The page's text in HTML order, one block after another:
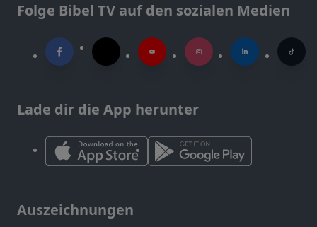
Folge Bibel TV auf den sozialen Medien
Lade dir die App herunter
Auszeichnungen